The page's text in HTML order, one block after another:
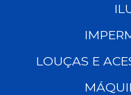
LOUÇAS E